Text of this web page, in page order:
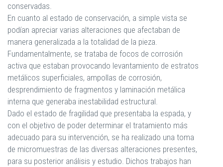
conservadas.
En cuanto al estado de conservación, a simple vista se
podían apreciar varias alteraciones que afectaban de
manera generalizada a la totalidad de la pieza.
Fundamentalmente, se trataba de focos de corrosión
activa que estaban provocando levantamiento de estratos
metálicos superficiales, ampollas de corrosión,
desprendimiento de fragmentos y laminación metálica
interna que generaba inestabilidad estructural.
Dado el estado de fragilidad que presentaba la espada, y
con el objetivo de poder determinar el tratamiento más
adecuado para su intervención, se ha realizado una toma
de micromuestras de las diversas alteraciones presentes,
para su posterior análisis y estudio. Dichos trabajos han